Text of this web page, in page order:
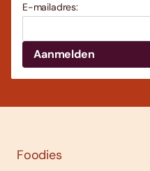
E-mailadres:
Foodies